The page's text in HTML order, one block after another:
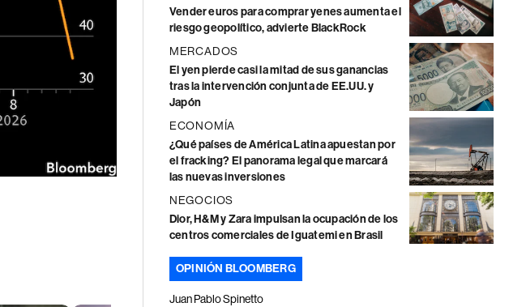
Vender euros para comprar yenes aumenta el
riesgo geopolítico, advierte BlackRock
MERCADOS
El yen pierde casi la mitad de sus ganancias
tras la intervención conjunta de EE.UU. y
Japón
ECONOMÍA
¿Qué países de América Latina apuestan por
el fracking? El panorama legal que marcará
las nuevas inversiones
NEGOCIOS
Dior, H&M y Zara impulsan la ocupación de los
centros comerciales de Iguatemi en Brasil
OPINIÓN BLOOMBERG
Juan Pablo Spinetto